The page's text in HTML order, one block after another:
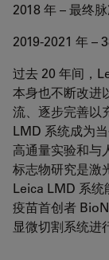
2018 年 – 最终
2019-2021 年 –
过去 20 年间，
本身也不断改进
流、逐步完善以
LMD 系统成为
高通量实验和与
标志物研究是激
Leica LMD 系
疫苗首创者
显微切割系统进